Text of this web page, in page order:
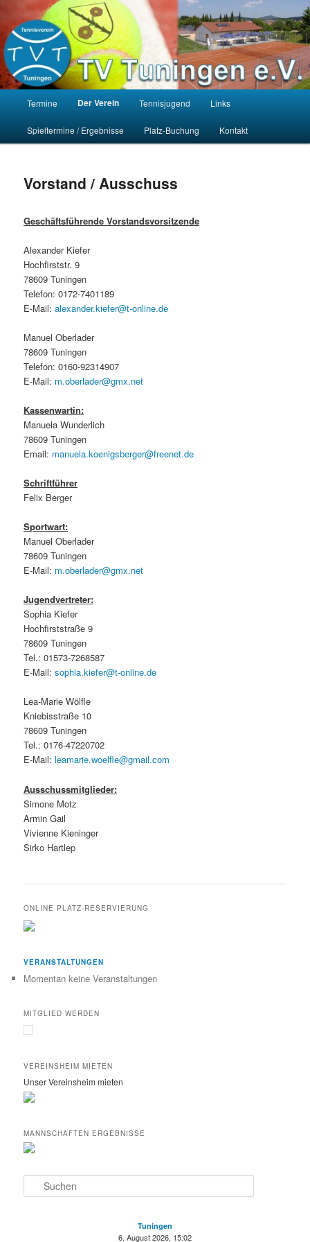
primären
Inhalt
springenTV Tuningen e.V.
Homepage des Tennisvereins Tuningen e.V.
Termine Der Verein Tennisjugend Links
Spieltermine / Ergebnisse Platz-Buchung Kontakt
Vorstand / Ausschuss
Geschäftsführende Vorstandsvorsitzende
Alexander Kiefer
Hochfirststr. 9
78609 Tuningen
Telefon: 0172-7401189
E-Mail:alexander.kiefer@t-online.de
Manuel Oberlader
78609 Tuningen
Telefon: 0160-92314907
E-Mail: m.oberlader@gmx.net
Kassenwartin:
Manuela Wunderlich
78609 Tuningen
Email: manuela.koenigsberger@freenet.de
Schriftführer
Felix Berger
Sportwart:
Manuel Oberlader
78609 Tuningen
E-Mail: m.oberlader@gmx.net
Jugendvertreter:
Sophia Kiefer
Hochfirststraße 9
78609 Tuningen
Tel.: 01573-7268587
E-Mail:sophia.kiefer@t-online.de
Lea-Marie Wölfle
Kniebisstraße 10
78609 Tuningen
Tel.: 0176-47220702
E-Mail:leamarie.woelfle@gmail.com
Ausschussmitglieder:
Simone Motz
Armin Gail
Vivienne Kieninger
Sirko Hartlep
ONLINE PLATZ-RESERVIERUNG
VERANSTALTUNGEN
Momentan keine Veranstaltungen
MITGLIED WERDEN
VEREINSHEIM MIETEN
Unser Vereinsheim mieten
MANNSCHAFTEN ERGEBNISSE
u
Tuningen
6. August 2026, 15:02